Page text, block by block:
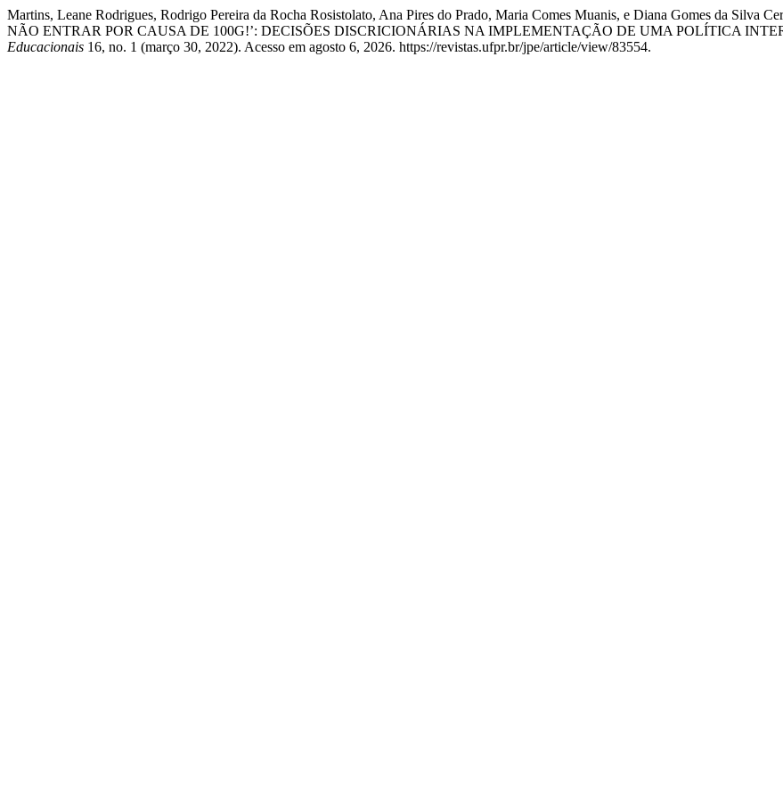
Martins, Leane Rodrigues, Rodrigo Pereira da Rocha Rosistolato, Ana Pires do Prado, Maria Comes Muanis, e Diana Gomes da
NÃO ENTRAR POR CAUSA DE 100G!’: DECISÕES DISCRICIONÁRIAS NA IMPLEMENTAÇÃO DE UMA POLÍTICA
Educacionais 16, no. 1 (março 30, 2022). Acesso em agosto 6, 2026. https://revistas.ufpr.br/jpe/article/view/83554.